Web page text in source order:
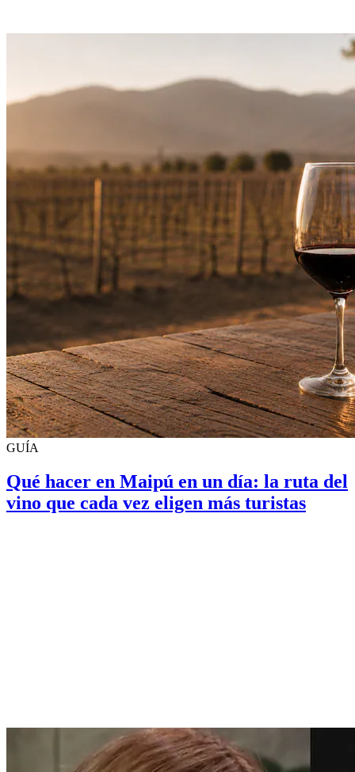
GUÍA
Qué hacer en Maipú en un día: la ruta del
vino que cada vez eligen más turistas